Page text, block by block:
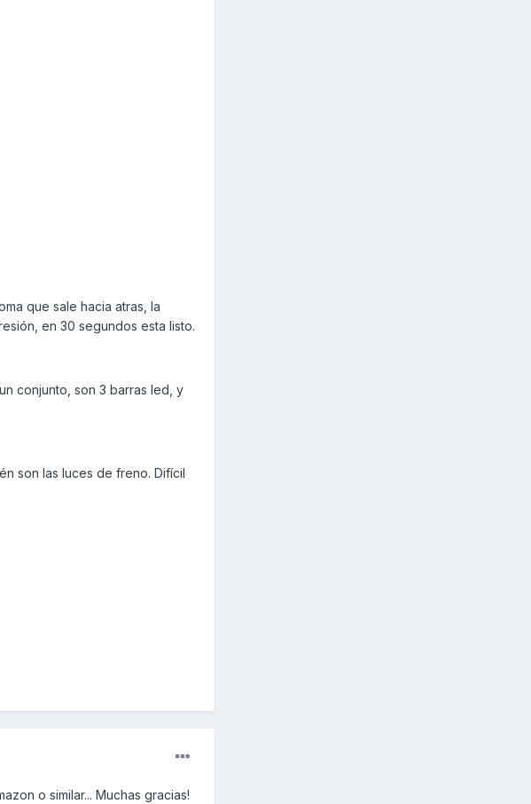
que sale hacia atras, la
en 30 segundos esta listo.
conjunto, son 3 barras led, y
son las luces de freno. Difícil
o similar... Muchas gracias!